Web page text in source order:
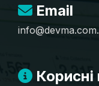
Email